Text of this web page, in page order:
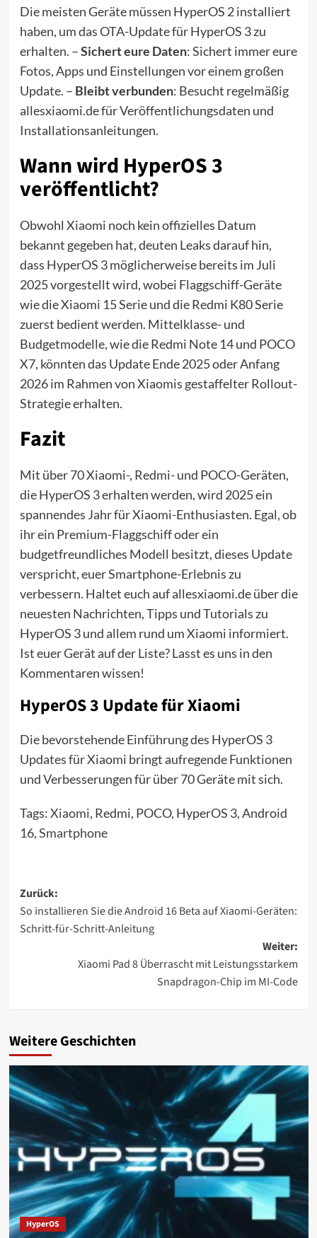
Die meisten Geräte müssen HyperOS 2 installiert
haben, um das OTA-Update für HyperOS 3 zu
erhalten. –Sichert eure Daten: Sichert immer eure
Fotos, Apps und Einstellungen vor einem großen
Update. – Bleibt verbunden: Besucht regelmäßig
allesxiaomi.de für Veröffentlichungsdaten und
Installationsanleitungen.
Wann wird HyperOS 3
veröffentlicht?
Obwohl Xiaomi noch kein offizielles Datum
bekannt gegeben hat, deuten Leaks darauf hin,
dass HyperOS 3 möglicherweise bereits im Juli
2025 vorgestellt wird, wobei Flaggschiff-Geräte
wie die Xiaomi 15 Serie und die Redmi K80 Serie
zuerst bedient werden. Mittelklasse- und
Budgetmodelle, wie die Redmi Note 14 und POCO
X7, könnten das Update Ende 2025 oder Anfang
2026 im Rahmen von Xiaomis gestaffelter Rollout-
Strategie erhalten.
Fazit
Mit über 70 Xiaomi-, Redmi- und POCO-Geräten,
die HyperOS 3 erhalten werden, wird 2025 ein
spannendes Jahr für Xiaomi-Enthusiasten. Egal, ob
ihr ein Premium-Flaggschiff oder ein
budgetfreundliches Modell besitzt, dieses Update
verspricht, euer Smartphone-Erlebnis zu
verbessern. Haltet euch auf allesxiaomi.de über die
neuesten Nachrichten, Tipps und Tutorials zu
HyperOS 3 und allem rund um Xiaomi informiert.
Ist euer Gerät auf der Liste? Lasst es uns in den
Kommentaren wissen!
HyperOS 3 Update für Xiaomi
Die bevorstehende Einführung des HyperOS 3
Updates für Xiaomi bringt aufregende Funktionen
und Verbesserungen für über 70 Geräte mit sich.
Tags:Xiaomi, Redmi, POCO, HyperOS 3, Android
16,Smartphone
Beitragsnavigation
Zurück:
So installieren Sie die Android 16 Beta auf Xiaomi-Geräten:
Schritt-für-Schritt-Anleitung
Weiter:
Xiaomi Pad 8 Überrascht mit Leistungsstarkem
Snapdragon-Chip im MI-Code
Weitere Geschichten
HyperOS